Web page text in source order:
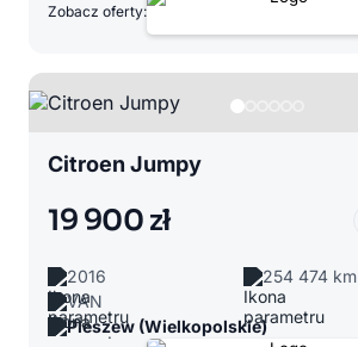
Zobacz oferty:
Citroen Jumpy
19 900 zł
2016
254 474 km
VAN
Pleszew (Wielkopolskie)